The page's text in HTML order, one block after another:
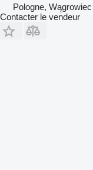
Pologne, Wągrowiec
Contacter le vendeur